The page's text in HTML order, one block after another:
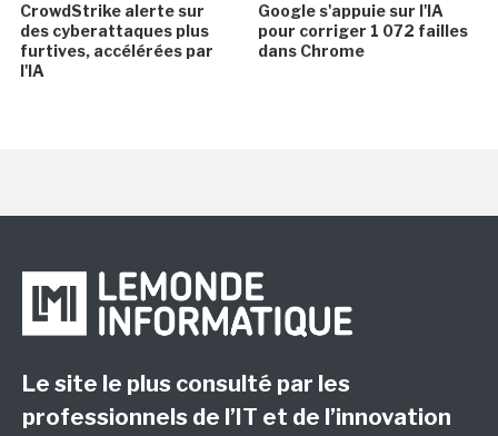
CrowdStrike alerte sur
des cyberattaques plus
furtives, accélérées par
l'IA
Google s'appuie sur l'IA
pour corriger 1 072 failles
dans Chrome
Le site le plus consulté par les
professionnels de l’IT et de l’innovation